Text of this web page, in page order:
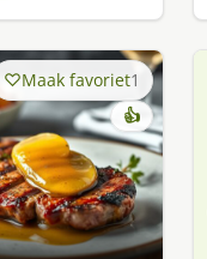
Maak favoriet1
👍